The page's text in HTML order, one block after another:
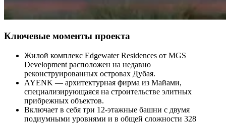
Ключевые моменты проекта
Жилой комплекс Edgewater Residences от MGS
Development расположен на недавно
реконструированных островах Дубая.
AYENK — архитектурная фирма из Майами,
специализирующаяся на строительстве элитных
прибрежных объектов.
Включает в себя три 12-этажные башни с двумя
подиумными уровнями и в общей сложности 328